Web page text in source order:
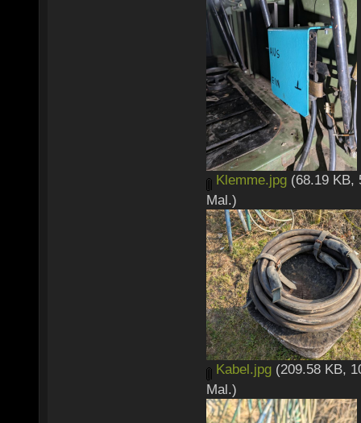
Klemme.jpg (68.19 KB,
Mal.)
Kabel.jpg (209.58 KB,
Mal.)